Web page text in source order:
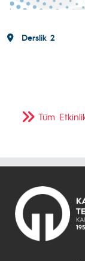
Derslik 2
Tüm